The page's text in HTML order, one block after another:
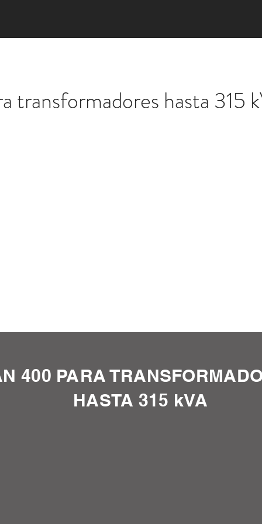
transformadores hasta 315
400 PARA
HASTA 315 kVA